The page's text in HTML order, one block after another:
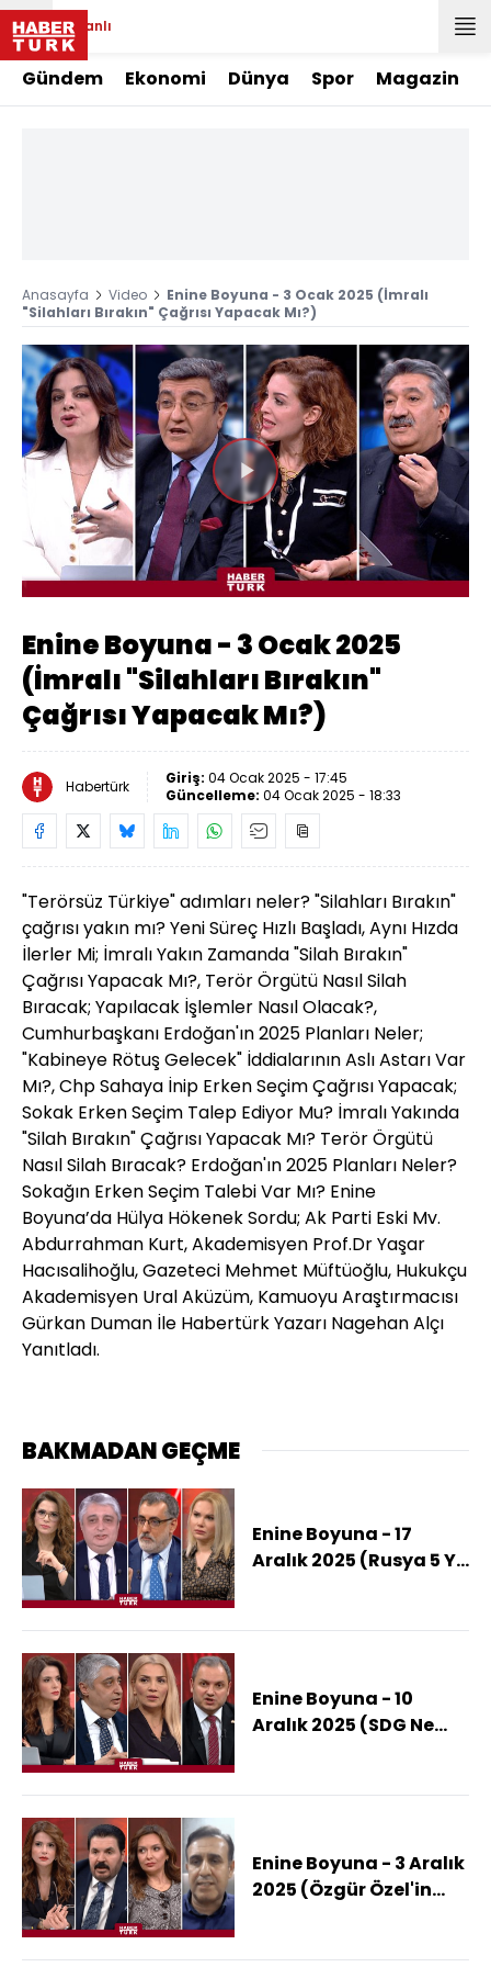
Canlı
Gündem Ekonomi Dünya Spor Magazin
Anasayfa Video
Enine Boyuna - 3 Ocak 2025 (İmralı
"Silahları Bırakın" Çağrısı Yapacak Mı?)
Videoyu
Oynat
Enine Boyuna - 3 Ocak 2025
(İmralı "Silahları Bırakın"
Çağrısı Yapacak Mı?)
Habertürk Giriş: 04 Ocak 2025 - 17:45
Güncelleme: 04 Ocak 2025 - 18:33
"Terörsüz Türkiye" adımları neler? "Silahları Bırakın"
çağrısı yakın mı? Yeni Süreç Hızlı Başladı, Aynı Hızda
İlerler Mi; İmralı Yakın Zamanda "Silah Bırakın"
Çağrısı Yapacak Mı?, Terör Örgütü Nasıl Silah
Bıracak; Yapılacak İşlemler Nasıl Olacak?,
Cumhurbaşkanı Erdoğan'ın 2025 Planları Neler;
"Kabineye Rötuş Gelecek" İddialarının Aslı Astarı Var
Mı?, Chp Sahaya İnip Erken Seçim Çağrısı Yapacak;
Sokak Erken Seçim Talep Ediyor Mu? İmralı Yakında
"Silah Bırakın" Çağrısı Yapacak Mı? Terör Örgütü
Nasıl Silah Bıracak? Erdoğan'ın 2025 Planları Neler?
Sokağın Erken Seçim Talebi Var Mı? Enine
Boyuna’da Hülya Hökenek Sordu; Ak Parti Eski Mv.
Abdurrahman Kurt, Akademisyen Prof.Dr Yaşar
Hacısalihoğlu, Gazeteci Mehmet Müftüoğlu, Hukukçu
Akademisyen Ural Aküzüm, Kamuoyu Araştırmacısı
Gürkan Duman İle Habertürk Yazarı Nagehan Alçı
Yanıtladı.
BAKMADAN GEÇME
Enine Boyuna - 17
Aralık 2025 (Rusya 5 Yıl
Enine Boyuna - 10
Aralık 2025 (SDG Ne
Enine Boyuna - 3 Aralık
2025 (Özgür Özel'in